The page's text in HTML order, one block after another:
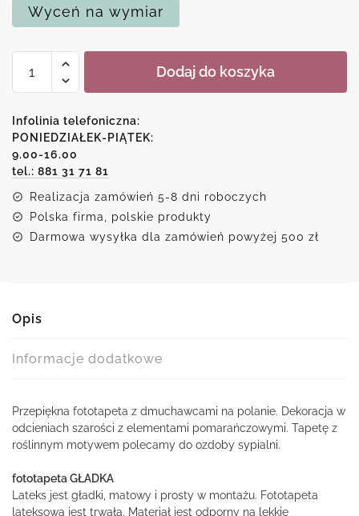
Wyceń na wymiar
Tapeta
na
łące
Dodaj do koszyka
Infolinia telefoniczna:
PONIEDZIAŁEK-PIĄTEK:
9.00-16.00
tel.: 881 31 71 81
Realizacja zamówień 5-8 dni roboczych
Polska firma, polskie produkty
Darmowa wysyłka dla zamówień powyżej 500 zł
Opis
Informacje dodatkowe
Przepiękna fototapeta z dmuchawcami na polanie. Dekoracja w
odcieniach szarości z elementami pomarańczowymi. Tapetę z
roślinnym motywem polecamy do ozdoby sypialni.
fototapeta GŁADKA
Lateks jest gładki, matowy i prosty w montażu. Fototapeta
lateksowa jest trwała. Materiał jest odporny na lekkie